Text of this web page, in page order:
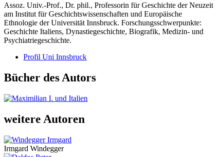
Assoz. Univ.-Prof., Dr. phil., Professorin für Geschichte der Neuzeit
am Institut für Geschichtswissenschaften und Europäische
Ethnologie der Universität Innsbruck. Forschungsschwerpunkte:
Geschichte Italiens, Dynastiegeschichte, Biografik, Medizin- und
Psychiatriegeschichte.
Profil Uni Innsbruck
Bücher des Autors
weitere Autoren
Irmgard Windegger